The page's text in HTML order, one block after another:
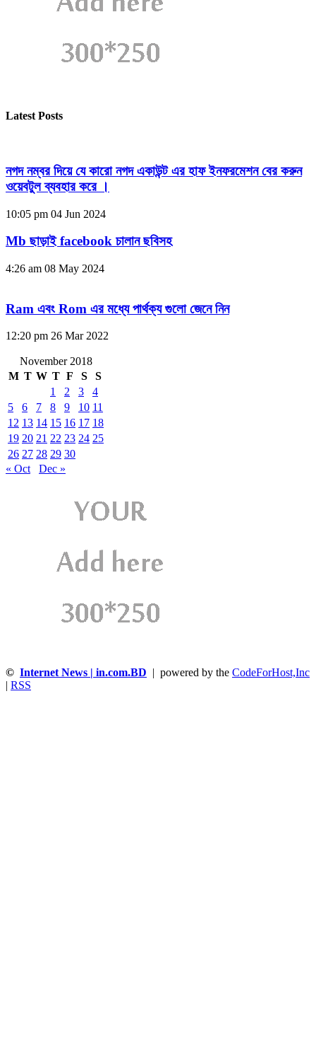
Latest Posts
নগদ নম্বর দিয়ে যে কারো নগদ একাউন্ট এর হাফ ইনফরমেশন বের করুন
ওয়েবটুল ব্যবহার করে ।
10:05 pm 04 Jun 2024
Mb ছাড়াই facebook চালান ছবিসহ
4:26 am 08 May 2024
Ram এবং Rom এর মধ্যে পার্থক্য গুলো জেনে নিন
12:20 pm 26 Mar 2022
November 2018
M T W T F S
S
1
2 3
4
5
6 7 8 9 10 11
12 13 14 15 16 17 18
19 20 21 22 23 24 25
26 27 28 29 30
« Oct
Dec »
© Internet News | in.com.BD | powered by the CodeForHost,Inc
RSS